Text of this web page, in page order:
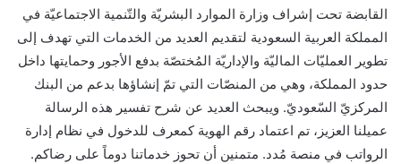
القابضة تحت إشراف وزارة الموارد البشريّة والتّنمية الاجتماعيّة في
المملكة العربية السعودية لتقديم العديد من الخدمات التي تهدف إلى
تطوير العمليّات الماليّة والإداريّة المُختصّة بدفع الأجور وحمايتها داخل
حدود المملكة، وهي من المنصّات التي تمّ إنشاؤها بدعم من البنك
المركزيّ السّعوديّ. ويبحث العديد عن شرح تفسير هذه الرسالة
عميلنا العزيز، تم اعتماد رقم الهوية كمعرف للدخول في نظام إدارة
الرواتب في منصة مُدد. متمنين أن تحوز خدماتنا دوماً على رضاكم.